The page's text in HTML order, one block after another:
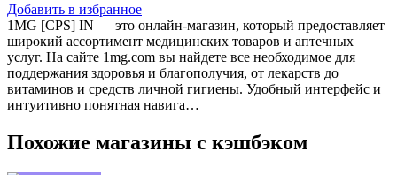
Добавить в избранное
1MG [CPS] IN — это онлайн-магазин, который предоставляет
широкий ассортимент медицинских товаров и аптечных
услуг. На сайте 1mg.com вы найдете все необходимое для
поддержания здоровья и благополучия, от лекарств до
витаминов и средств личной гигиены. Удобный интерфейс и
интуитивно понятная навига…
Похожие магазины с кэшбэком